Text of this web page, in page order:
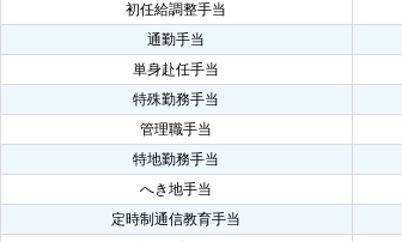
初任給調整手当
通勤手当
単身赴任手当
特殊勤務手当
管理職手当
特地勤務手当
へき地手当
定時制通信教育手当